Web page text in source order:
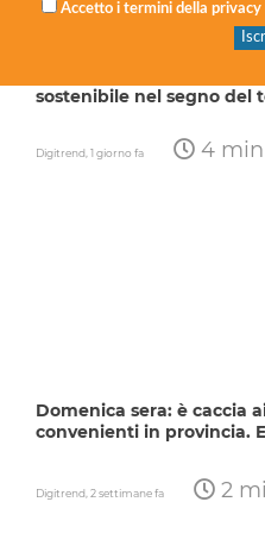
Per Banca Agricola
sostenibile nel segno del
Digitrend,1 giorno fa 4 min
Domenica sera: è caccia
convenienti in provincia.
Digitrend,2 settimane fa 2
Accetto i termini della